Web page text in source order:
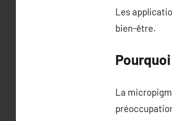
Les
bien-être.
La